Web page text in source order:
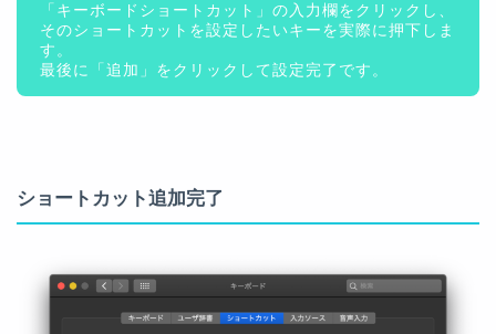
「キーボードショートカット」の入力欄をクリックし、
そのショートカットを設定したいキーを実際に押下しま
す。
最後に「追加」をクリックして設定完了です。
ショートカット追加完了